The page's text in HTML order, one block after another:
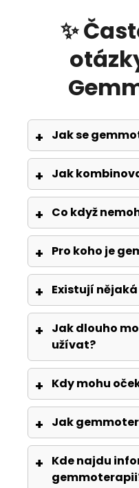
✨
Jak se
Jak
Co když
Pro koho je
Existují
Jak dlouho
užívat?
Kdy mohu
Jak
Kde najdu